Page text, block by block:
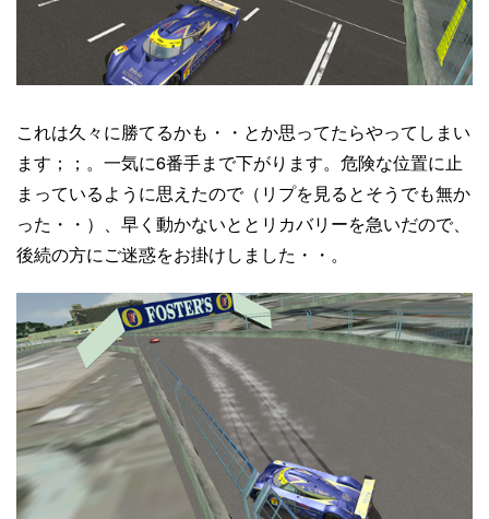
これは久々に勝てるかも・・とか思ってたらやってしまい
ます；；。一気に6番手まで下がります。危険な位置に止
まっているように思えたので（リプを見るとそうでも無か
った・・）、早く動かないととリカバリーを急いだので、
後続の方にご迷惑をお掛けしました・・。